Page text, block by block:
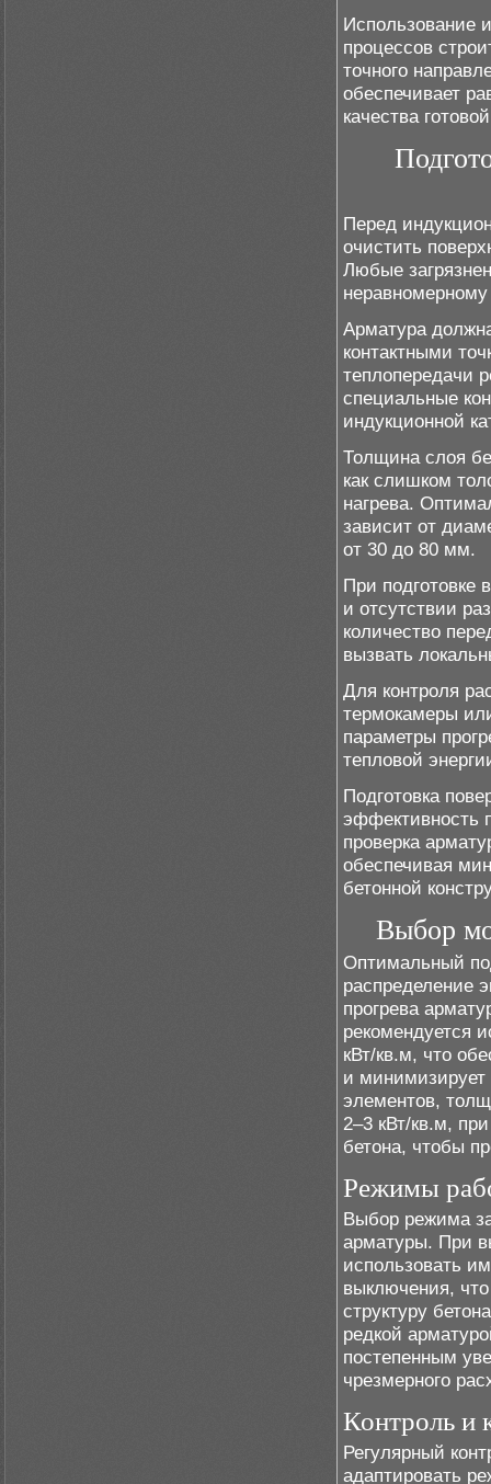
Использование
процессов
точного
обеспечивает
качества
Перед
очистить
Любые
Арматура
контактными
теплопередачи
специальные
индукционной
Толщина слоя
как слишком
нагрева.
зависит от
от 30 до 80 мм.
При подготовке
и отсутствии
количество
вызвать
Для контроля
термокамеры
параметры
тепловой
Подготовка
эффективность
проверка
обеспечивая
бетонной
Выбор
Оптимальный
распределение
прогрева
рекомендуется
кВт/кв.м, что
и минимизирует
элементов,
2–3 кВт/кв.м,
бетона, чтобы
Режимы
Выбор режима
арматуры. При
использовать
выключения,
структуру
редкой
постепенным
чрезмерного
Контроль и
Регулярный
адаптировать